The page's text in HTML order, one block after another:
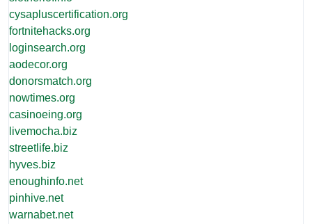
cysapluscertification.org
fortnitehacks.org
loginsearch.org
aodecor.org
donorsmatch.org
nowtimes.org
casinoeing.org
livemocha.biz
streetlife.biz
hyves.biz
enoughinfo.net
pinhive.net
warnabet.net